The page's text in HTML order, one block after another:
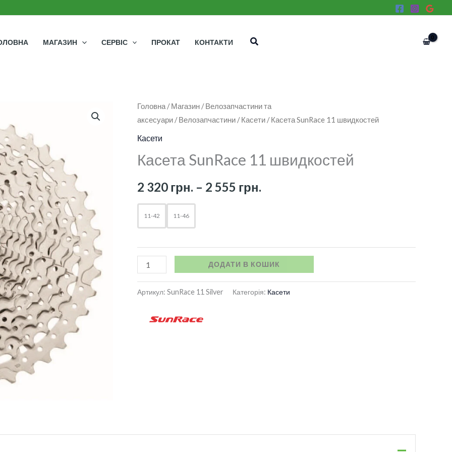
МАГАЗИН СЕРВІС ПРОКАТ КОНТАКТИ Пошук
Головна /Магазин /Велозапчастини та
аксесуари /Велозапчастини /Касети / Касета SunRace 11 швидкостей
Касети
Касета SunRace 11 швидкостей
2 320 грн. – 2 555 грн.
Діапазон
від
555 грн.
11-42 11-46
Касета
SunRace
11
кількість
ДОДАТИ В КОШИК
Артикул: SunRace 11 Silver Категорія: Касети